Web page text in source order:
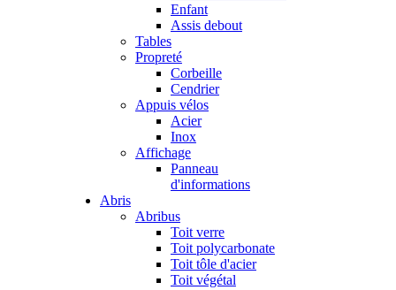
Enfant
Assis debout
Tables
Propreté
Corbeille
Cendrier
Appuis vélos
Acier
Inox
Affichage
Panneau
d'informations
Abris
Abribus
Toit verre
Toit polycarbonate
Toit tôle d'acier
Toit végétal